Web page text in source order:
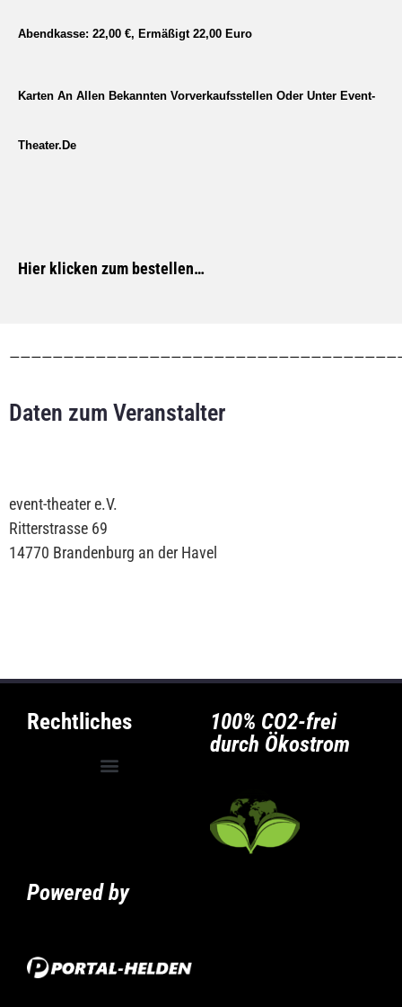
Abendkasse: 22,00 €, Ermäßigt 22,00 Euro
Karten An Allen Bekannten Vorverkaufsstellen Oder Unter Event-
Theater.de
Hier klicken zum bestellen…
Daten zum Veranstalter
event-theater e.V.
Ritterstrasse 69
14770 Brandenburg an der Havel
Rechtliches
100% CO2-frei
durch Ökostrom
Powered by